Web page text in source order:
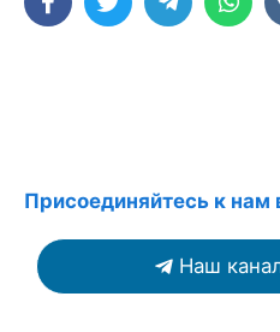
Присоединяйтесь к
Наш